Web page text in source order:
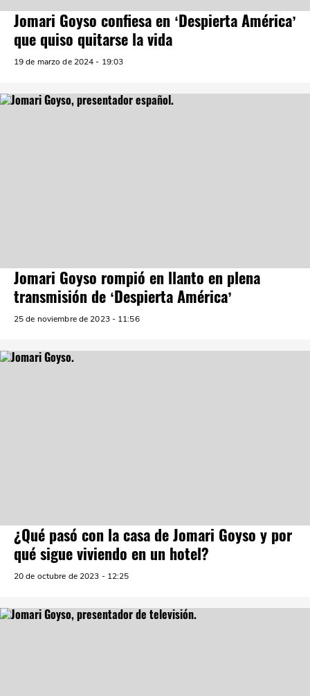
Jomari Goyso confiesa en ‘Despierta América’
que quiso quitarse la vida
19 de marzo de 2024 - 19:03
Jomari Goyso rompió en llanto en plena
transmisión de ‘Despierta América’
25 de noviembre de 2023 - 11:56
¿Qué pasó con la casa de Jomari Goyso y por
qué sigue viviendo en un hotel?
20 de octubre de 2023 - 12:25